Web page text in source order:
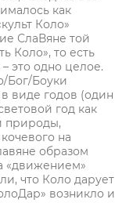
как
Коло»
СлаВяне той
Коло», то есть
это одно целое.
Бог/Боуки
виде годов (один
год как
природы,
на
образом
«движением»
что Коло дарует
возникло и